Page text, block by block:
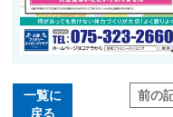
一覧に
戻る
前の